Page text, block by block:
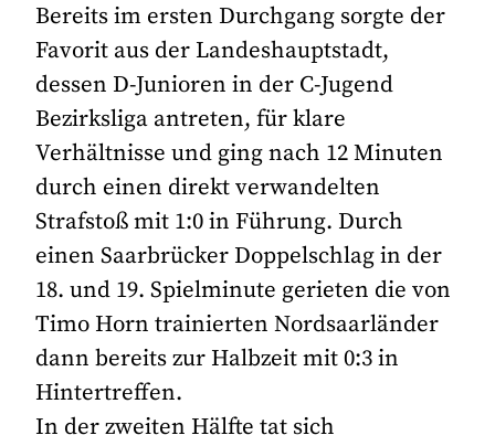
Bereits im ersten Durchgang sorgte der
Favorit aus der Landeshauptstadt,
dessen D-Junioren in der C-Jugend
Bezirksliga antreten, für klare
Verhältnisse und ging nach 12 Minuten
durch einen direkt verwandelten
Strafstoß mit 1:0 in Führung. Durch
einen Saarbrücker Doppelschlag in der
18. und 19. Spielminute gerieten die von
Timo Horn trainierten Nordsaarländer
dann bereits zur Halbzeit mit 0:3 in
Hintertreffen.
In der zweiten Hälfte tat sich